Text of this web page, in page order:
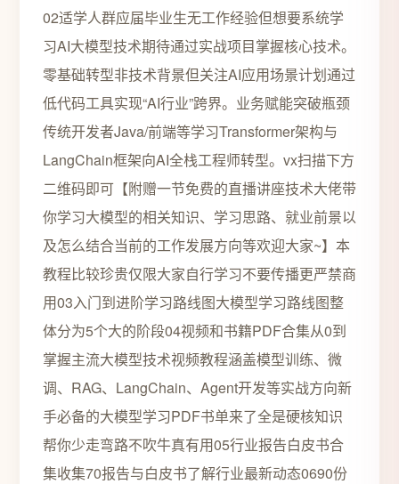
02适学人群应届毕业生‌无工作经验但想要系统学
习AI大模型技术期待通过实战项目掌握核心技术。
零基础转型‌非技术背景但关注AI应用场景计划通过
低代码工具实现“AI行业”跨界‌。业务赋能突破瓶颈
传统开发者Java/前端等学习Transformer架构与
LangChain框架向AI全栈工程师转型‌。vx扫描下方
二维码即可【附赠一节免费的直播讲座技术大佬带
你学习大模型的相关知识、学习思路、就业前景以
及怎么结合当前的工作发展方向等欢迎大家~】本
教程比较珍贵仅限大家自行学习不要传播更严禁商
用03入门到进阶学习路线图大模型学习路线图整
体分为5个大的阶段04视频和书籍PDF合集从0到
掌握主流大模型技术视频教程涵盖模型训练、微
调、RAG、LangChain、Agent开发等实战方向新
手必备的大模型学习PDF书单来了全是硬核知识
帮你少走弯路不吹牛真有用05行业报告白皮书合
集收集70报告与白皮书了解行业最新动态0690份